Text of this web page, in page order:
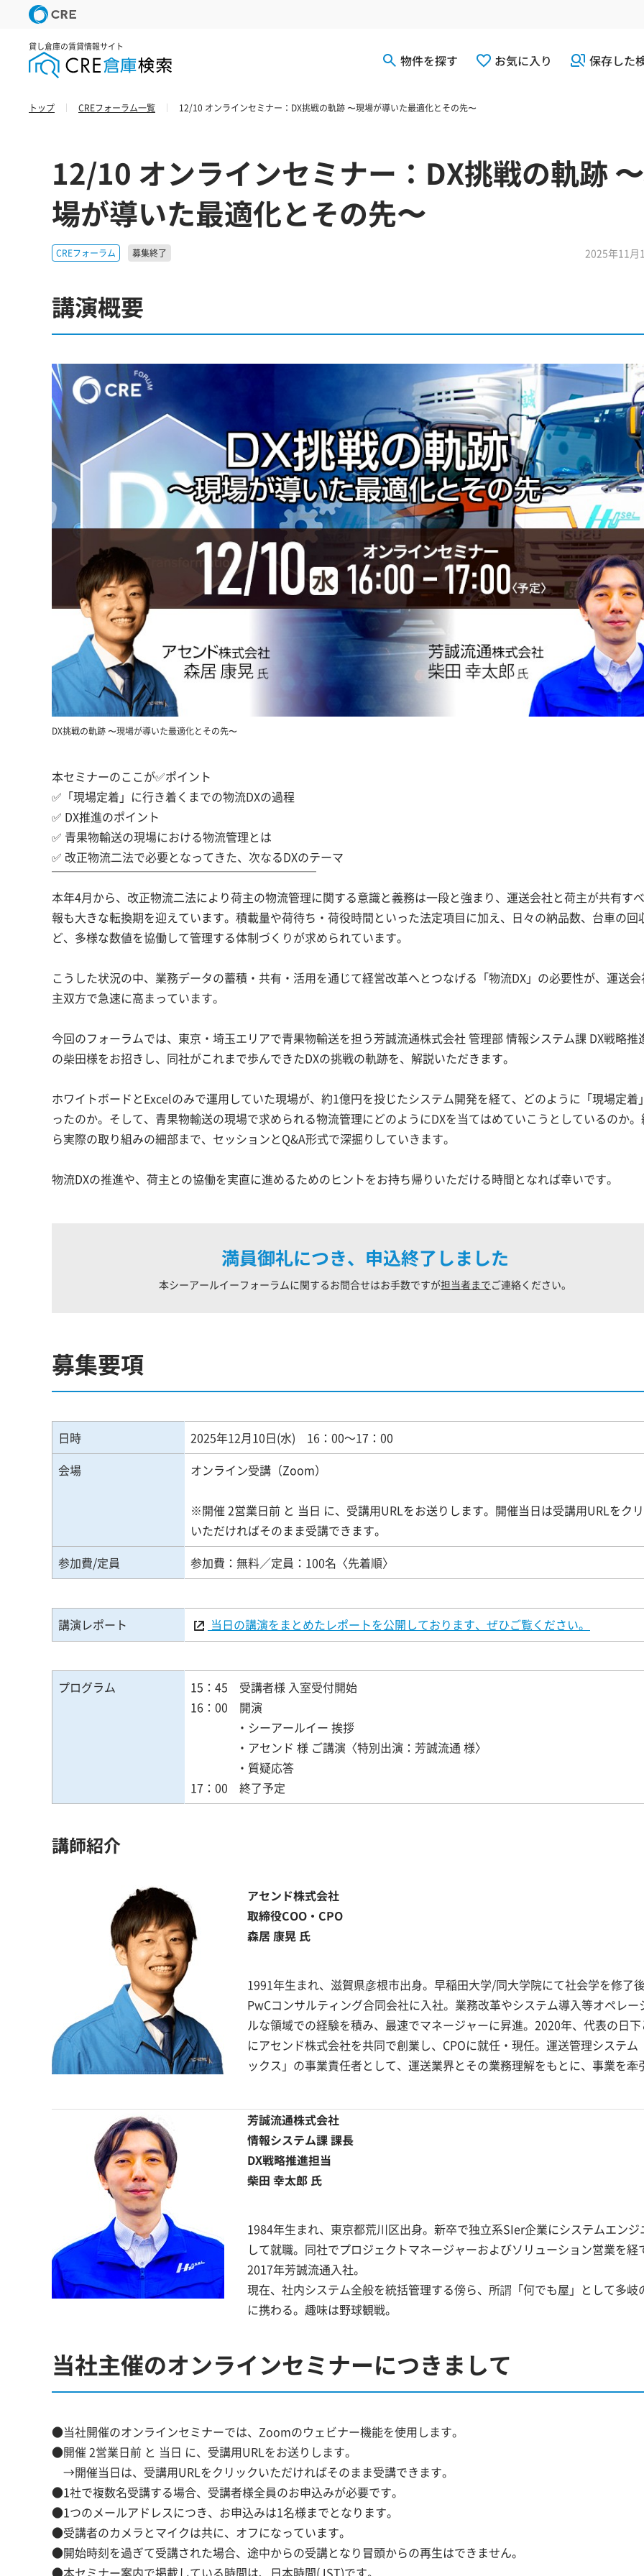
貸し倉庫の賃貸情報サイト
物件を探す お気に入り 保存した
トップ CREフォーラム一覧 12/10 オンラインセミナー：DX挑戦の軌跡 〜現場が導いた最適化とその先〜
12/10 オンラインセミナー：DX挑戦の軌跡
場が導いた最適化とその先〜
CREフォーラム 募集終了 2025年11月
講演概要
DX挑戦の軌跡 〜現場が導いた最適化とその先〜
本セミナーのここが✅ポイント
✅「現場定着」に行き着くまでの物流DXの過程
✅ DX推進のポイント
✅ 青果物輸送の現場における物流管理とは
✅ 改正物流二法で必要となってきた、次なるDXのテーマ
￣￣￣￣￣￣￣￣￣￣￣￣￣￣￣￣￣￣￣￣￣￣￣
本年4月から、改正物流二法により荷主の物流管理に関する意識と義務は一段と強まり、運送会社と荷主が共有す
報も大きな転換期を迎えています。積載量や荷待ち・荷役時間といった法定項目に加え、日々の納品数、台車の回
ど、多様な数値を協働して管理する体制づくりが求められています。
こうした状況の中、業務データの蓄積・共有・活用を通じて経営改革へとつなげる「物流DX」の必要性が、運送
主双方で急速に高まっています。
今回のフォーラムでは、東京・埼玉エリアで青果物輸送を担う芳誠流通株式会社 管理部 情報システム課 DX戦略推
の柴田様をお招きし、同社がこれまで歩んできたDXの挑戦の軌跡を、解説いただきます。
ホワイトボードとExcelのみで運用していた現場が、約1億円を投じたシステム開発を経て、どのように「現場定着
ったのか。そして、青果物輸送の現場で求められる物流管理にどのようにDXを当てはめていこうとしているのか
ら実際の取り組みの細部まで、セッションとQ&A形式で深掘りしていきます。
物流DXの推進や、荷主との協働を実直に進めるためのヒントをお持ち帰りいただける時間となれば幸いです。
満員御礼につき、申込終了しました
本シーアールイーフォーラムに関するお問合せはお手数ですが担当者までご連絡ください。
募集要項
日時
2025年12月10日(水) 16：00～17：00
会場
オンライン受講（Zoom）
※開催 2営業日前 と 当日 に、受講用URLをお送りします。開催当日は受講用URLをク
いただければそのまま受講できます。
参加費/定員
参加費：無料／定員：100名〈先着順〉
講演レポート 当日の講演をまとめたレポートを公開しております、ぜひご覧ください。
プログラム
15：45 受講者様 入室受付開始
16：00 開演
・シーアールイー 挨拶
・アセンド 様 ご講演〈特別出演：芳誠流通 様〉
・質疑応答
17：00 終了予定
講師紹介
アセンド株式会社
取締役COO・CPO
森居 康晃 氏
1991年生まれ、滋賀県彦根市出身。早稲田大学/同大学院にて社会学を修了
PwCコンサルティング合同会社に入社。業務改革やシステム導入等オペレー
ルな領域での経験を積み、最速でマネージャーに昇進。2020年、代表の日
にアセンド株式会社を共同で創業し、CPOに就任・現任。運送管理システム
ックス」の事業責任者として、運送業界とその業務理解をもとに、事業を牽
芳誠流通株式会社
情報システム課 課長
DX戦略推進担当
柴田 幸太郎 氏
1984年生まれ、東京都荒川区出身。新卒で独立系SIer企業にシステムエンジ
して就職。同社でプロジェクトマネージャーおよびソリューション営業を経
2017年芳誠流通入社。
現在、社内システム全般を統括管理する傍ら、所謂「何でも屋」として多岐
に携わる。趣味は野球観戦。
当社主催のオンラインセミナーにつきまして
●当社開催のオンラインセミナーでは、Zoomのウェビナー機能を使用します。
●開催 2営業日前 と 当日 に、受講用URLをお送りします。
→開催当日は、受講用URLをクリックいただければそのまま受講できます。
●1社で複数名受講する場合、受講者様全員のお申込みが必要です。
●1つのメールアドレスにつき、お申込みは1名様までとなります。
●受講者のカメラとマイクは共に、オフになっています。
●開始時刻を過ぎて受講された場合、途中からの受講となり冒頭からの再生はできません。
●本セミナー案内で掲載している時間は、日本時間(JST)です。